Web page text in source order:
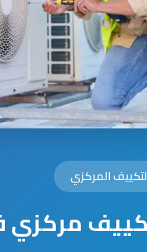
المركزي
مركزي